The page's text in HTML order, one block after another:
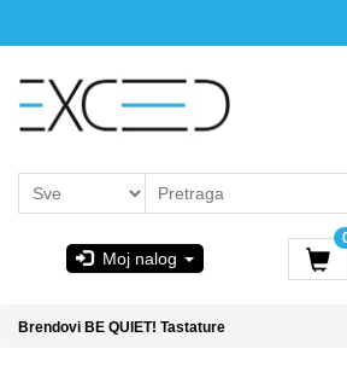
Moj nalog
Brendovi BE QUIET! Tastature